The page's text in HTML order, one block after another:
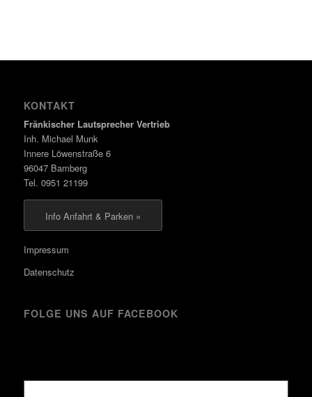
KONTAKT
Fränkischer Lautsprecher Vertrieb
Inh. Michael Munk
Innere Löwenstraße 6
96047 Bamberg
Tel. 0951 21199
Info Anfahrt & Parken »
Impressum
Datenschutz
FOLGE UNS AUF FACEBOOK